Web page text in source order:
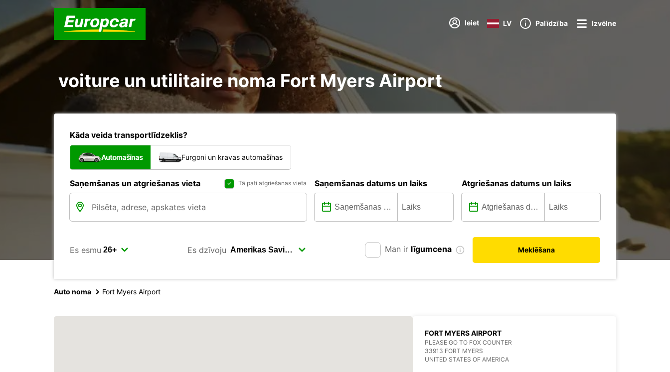
Ieiet LV Palīdzība Izvēlne
voiture un utilitaire noma Fort Myers Airport
Kāda veida transportlīdzeklis?
Automašīnas Furgoni un kravas automašīnas
Saņemšanas un atgriešanas vieta Tā pati atgriešanas vieta Saņemšanas datums un laiks Atgriešanas datums un laiks
Es esmu Es dzīvoju Man ir līgumcena Meklēšana
Auto noma Fort Myers Airport
FORT MYERS AIRPORT
PLEASE GO TO FOX COUNTER
33913 FORT MYERS
UNITED STATES OF AMERICA